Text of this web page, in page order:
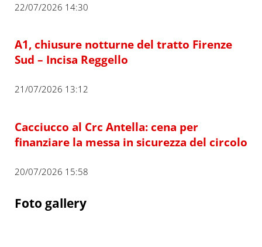
22/07/2026 14:30
A1, chiusure notturne del tratto Firenze
Sud – Incisa Reggello
21/07/2026 13:12
Cacciucco al Crc Antella: cena per
finanziare la messa in sicurezza del circolo
20/07/2026 15:58
Foto gallery